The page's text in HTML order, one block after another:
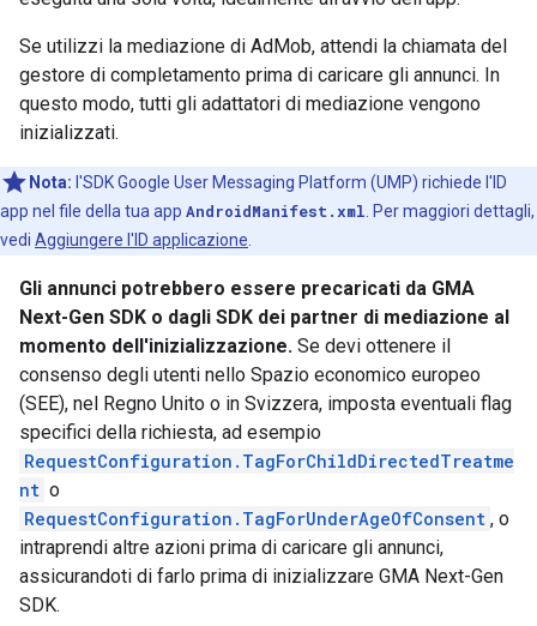
Se utilizzi la mediazione di AdMob, attendi la chiamata del
gestore di completamento prima di caricare gli annunci. In
questo modo, tutti gli adattatori di mediazione vengono
inizializzati.
Nota: l'SDK Google User Messaging Platform (UMP) richiede l'ID
app nel file della tua app AndroidManifest.xml . Per maggiori dettagli,
vedi Aggiungere l'ID applicazione
Gli annunci potrebbero essere precaricati da GMA
Next-Gen SDK o dagli SDK dei partner di mediazione al
momento dell'inizializzazione. Se devi ottenere il
consenso degli utenti nello Spazio economico europeo
(SEE), nel Regno Unito o in Svizzera, imposta eventuali flag
specifici della richiesta, ad esempio
RequestConfiguration.TagForChildDirectedTreatme
nt o
RequestConfiguration.TagForUnderAgeOfConsent , o
intraprendi altre azioni prima di caricare gli annunci,
assicurandoti di farlo prima di inizializzare GMA Next-Gen
SDK.